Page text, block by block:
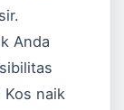
Anda
Kos naik